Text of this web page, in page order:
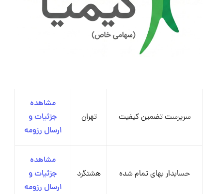
سرپرست تضمین کیفیت تهران
مشاهده
جزئیات و
ارسال رزومه
حسابدار بهای تمام شده هشتگرد
مشاهده
جزئیات و
ارسال رزومه